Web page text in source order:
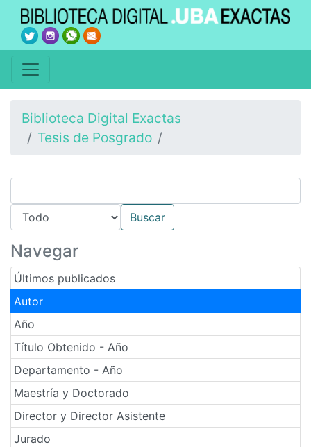
Biblioteca Digital Exactas
Tesis de Posgrado
Navegar
Últimos publicados
Autor
Año
Título Obtenido - Año
Departamento - Año
Maestría y Doctorado
Director y Director Asistente
Jurado